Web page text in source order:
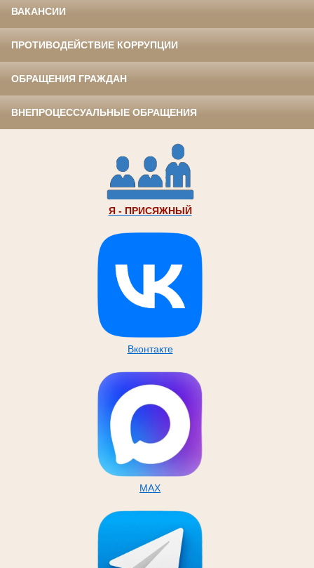
ВАКАНСИИ
ПРОТИВОДЕЙСТВИЕ КОРРУПЦИИ
ОБРАЩЕНИЯ ГРАЖДАН
ВНЕПРОЦЕССУАЛЬНЫЕ ОБРАЩЕНИЯ
Я - ПРИСЯЖНЫЙ
Вконтакте
MAX